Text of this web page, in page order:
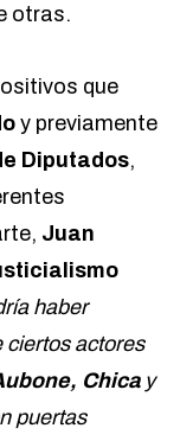
otras.
que
y previamente
Diputados,
Juan
haber
ciertos actores
Chica y
puertas